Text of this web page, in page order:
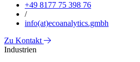
+49 8177 75 398 76
/
info(at)ecoanalytics.gmbh
Zu Kontakt
Industrien